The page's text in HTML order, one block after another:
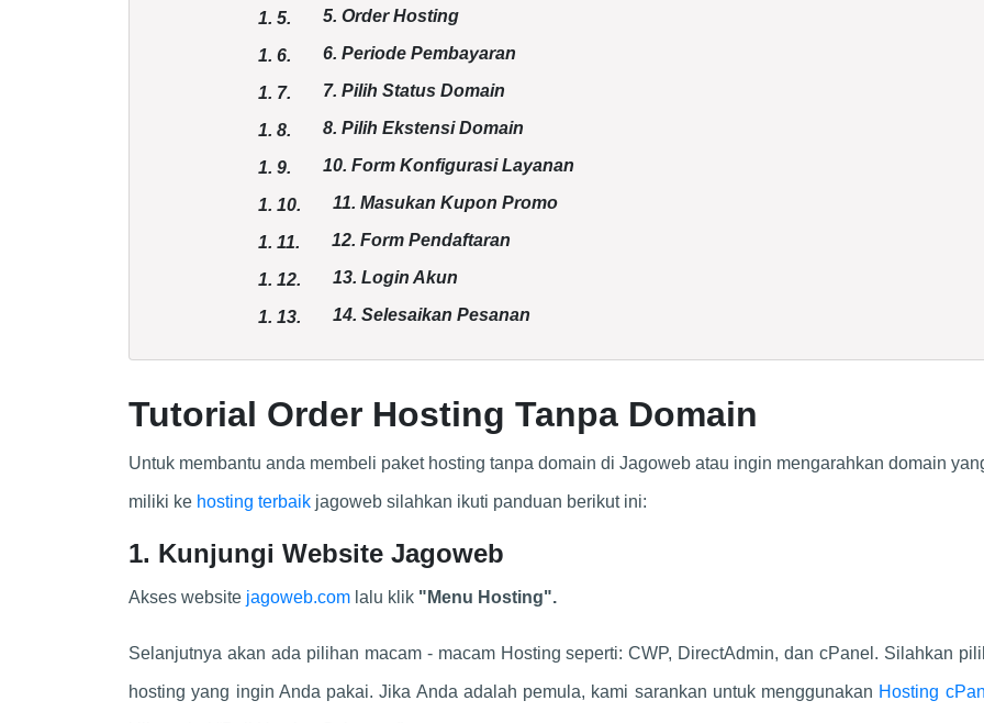
1. 5. 5. Order Hosting
1. 6. 6. Periode Pembayaran
1. 7. 7. Pilih Status Domain
1. 8. 8. Pilih Ekstensi Domain
1. 9. 10. Form Konfigurasi Layanan
1. 10. 11. Masukan Kupon Promo
1. 11. 12. Form Pendaftaran
1. 12. 13. Login Akun
1. 13. 14. Selesaikan Pesanan
Tutorial Order Hosting Tanpa Domain
Untuk membantu anda membeli paket hosting tanpa domain di Jagoweb atau ingin mengarahkan domain
miliki ke hosting terbaik jagoweb silahkan ikuti panduan berikut ini:
1. Kunjungi Website Jagoweb
Akses website jagoweb.com lalu klik "Menu Hosting".
Selanjutnya akan ada pilihan macam - macam Hosting seperti: CWP, DirectAdmin, dan cPanel. Silahkan
hosting yang ingin Anda pakai. Jika Anda adalah pemula, kami sarankan untuk menggunakan Hosting